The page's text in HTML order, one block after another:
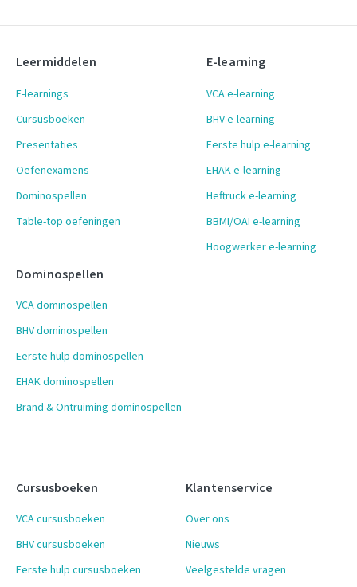
Leermiddelen
E-learnings
Cursusboeken
Presentaties
Oefenexamens
Dominospellen
Table-top oefeningen
Dominospellen
VCA dominospellen
BHV dominospellen
Eerste hulp dominospellen
EHAK dominospellen
Brand & Ontruiming dominospellen
E-learning
VCA e-learning
BHV e-learning
Eerste hulp e-learning
EHAK e-learning
Heftruck e-learning
BBMI/OAI e-learning
Hoogwerker e-learning
Cursusboeken
VCA cursusboeken
BHV cursusboeken
Eerste hulp cursusboeken
Klantenservice
Over ons
Nieuws
Veelgestelde vragen